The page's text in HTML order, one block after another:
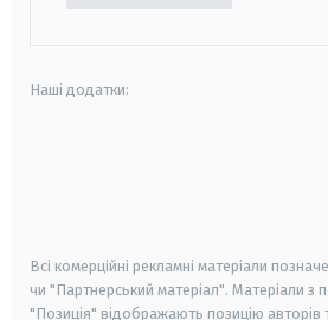
Наші додатки:
Всі комерційні рекламні матеріали
чи "Партнерський матеріал". Матеріали з
"Позиція" відображають позицію авторів